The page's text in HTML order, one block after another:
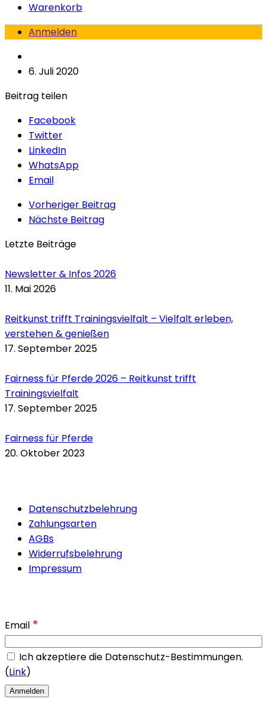
Warenkorb
Anmelden
6. Juli 2020
Beitrag teilen
Facebook
Twitter
LinkedIn
WhatsApp
Email
Vorheriger Beitrag
Nächste Beitrag
Letzte Beiträge
Newsletter & Infos 2026
11. Mai 2026
Reitkunst trifft Trainingsvielfalt – Vielfalt erleben,
verstehen & genießen
17. September 2025
Fairness für Pferde 2026 – Reitkunst trifft
Trainingsvielfalt
17. September 2025
Fairness für Pferde
20. Oktober 2023
Datenschutzbelehrung
Zahlungsarten
AGBs
Widerrufsbelehrung
Impressum
Email *
Ich akzeptiere die Datenschutz-Bestimmungen.
(Link)